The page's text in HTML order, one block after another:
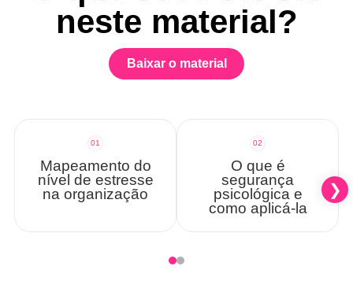
neste material?
Baixar o material
01
Mapeamento do
nível de estresse
na organização
02
O que é
segurança
psicológica e
como aplicá-la